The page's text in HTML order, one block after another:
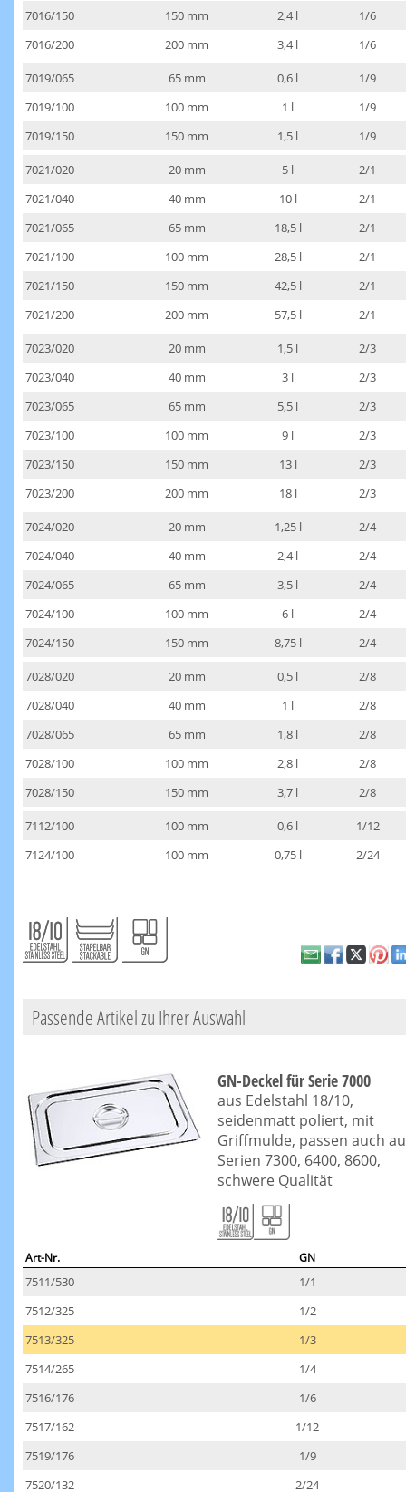
7016/150
150 mm 2,4 l
1/6
7016/200
200 mm 3,4 l 1/6
7019/065 65 mm 0,6 l
1/9
7019/100
100 mm 1 l
1/9
7019/150
150 mm 1,5 l 1/9
7021/020 20 mm 5 l
2/1
7021/040
40 mm 10 l
2/1
7021/065
65 mm 18,5 l
2/1
7021/100
100 mm 28,5 l
2/1
7021/150
150 mm 42,5 l
2/1
7021/200
200 mm 57,5 l 2/1
7023/020 20 mm 1,5 l
2/3
7023/040
40 mm 3 l
2/3
7023/065
65 mm 5,5 l
2/3
7023/100
100 mm 9 l
2/3
7023/150
150 mm 13 l
2/3
7023/200
200 mm 18 l 2/3
7024/020 20 mm 1,25 l
2/4
7024/040
40 mm 2,4 l
2/4
7024/065
65 mm 3,5 l
2/4
7024/100
100 mm 6 l
2/4
7024/150
150 mm 8,75 l 2/4
7028/020 20 mm 0,5 l
2/8
7028/040
40 mm 1 l
2/8
7028/065
65 mm 1,8 l
2/8
7028/100
100 mm 2,8 l
2/8
7028/150
150 mm 3,7 l 2/8
7112/100 100 mm 0,6 l
1/12
7124/100
100 mm 0,75 l 2/24
Passende Artikel zu Ihrer Auswahl
GN-Deckel für Serie 7000
aus Edelstahl 18/10,
seidenmatt poliert, mit
Griffmulde, passen auch
Serien 7300, 6400, 8600,
schwere Qualität
Art-Nr. GN
7511/530
1/1
7512/325
1/2
7513/325
1/3
7514/265
1/4
7516/176
1/6
7517/162
1/12
7519/176
1/9
7520/132
2/24